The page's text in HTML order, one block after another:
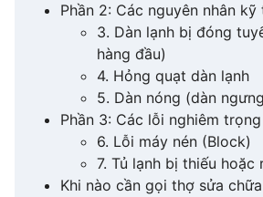
Phần 2: Các nguyên nhân
3. Dàn lạnh bị đóng
hàng đầu)
4. Hỏng quạt dàn lạnh
5. Dàn nóng (dàn
Phần 3: Các lỗi nghiêm trọng
6. Lỗi máy nén (Block)
7. Tủ lạnh bị thiếu hoặc
Khi nào cần gọi thợ sửa